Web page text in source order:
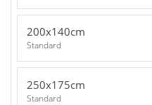
200x140cm
Standard
250x175cm
Standard